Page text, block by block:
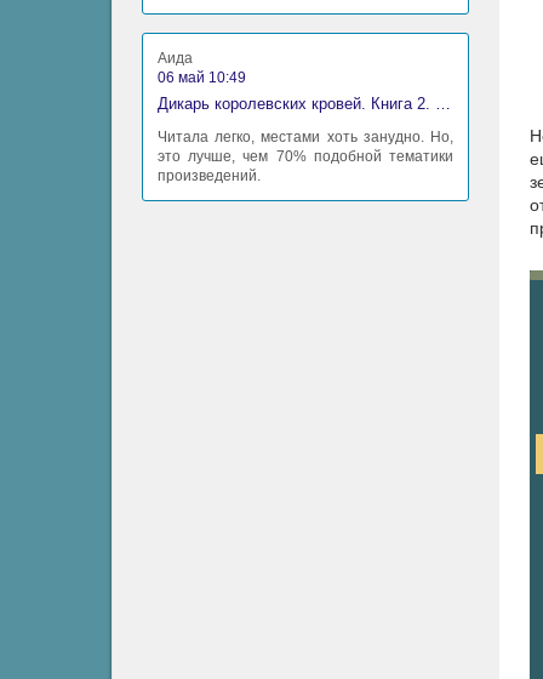
Аида
06 май 10:49
Дикарь королевских кровей. Книга 2. Леди-фаворитка - Анна Сергеевна Гаврилова
Читала легко, местами хоть занудно. Но,
это лучше, чем 70% подобной тематики
произведений.